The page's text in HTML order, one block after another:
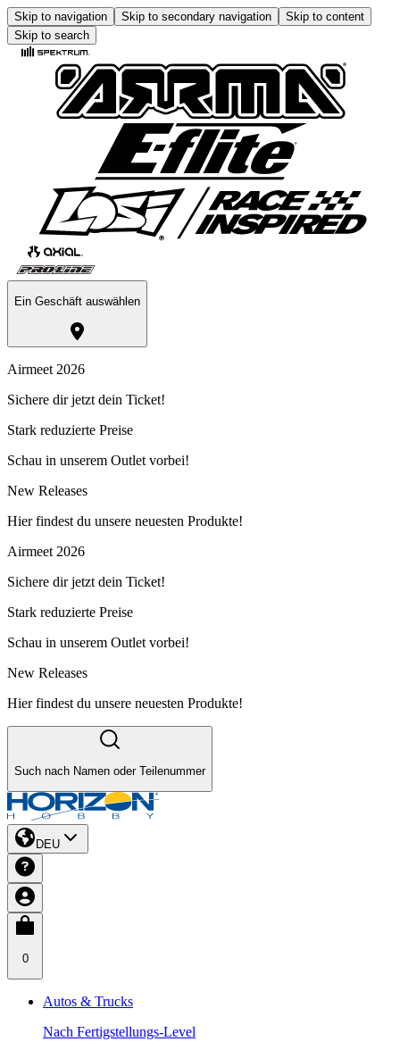
Skip to navigation Skip to secondary navigation
Skip to content
Skip to search
Ein Geschäft auswählen
Airmeet 2026
Sichere dir jetzt dein Ticket!
Stark reduzierte Preise
Schau in unserem Outlet vorbei!
New Releases
Hier findest du unsere neuesten Produkte!
Airmeet 2026
Sichere dir jetzt dein Ticket!
Stark reduzierte Preise
Schau in unserem Outlet vorbei!
New Releases
Hier findest du unsere neuesten Produkte!
Such nach Namen oder Teilenummer
DEU
0
Autos & Trucks
Nach Fertigstellungs-Level